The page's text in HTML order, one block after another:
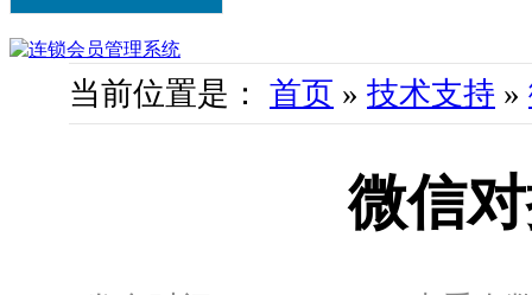
当前位置是： 首页 » 技术支持 »
微信